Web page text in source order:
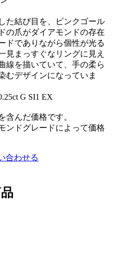
た結び目を、ピンクゴール
の爪がダイアモンドの存在
ドでありながら個性が光る
見まっすぐなリングに見え
線を描いていて、手の柔ら
むデザインになっていま
G SI1 EX
んだ価格です。
ンドグレードによって価格
合わせる